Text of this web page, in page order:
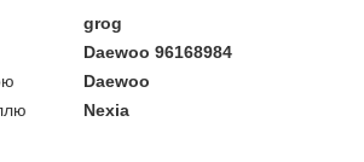
grog
Daewoo 96168984
Daewoo
Nexia